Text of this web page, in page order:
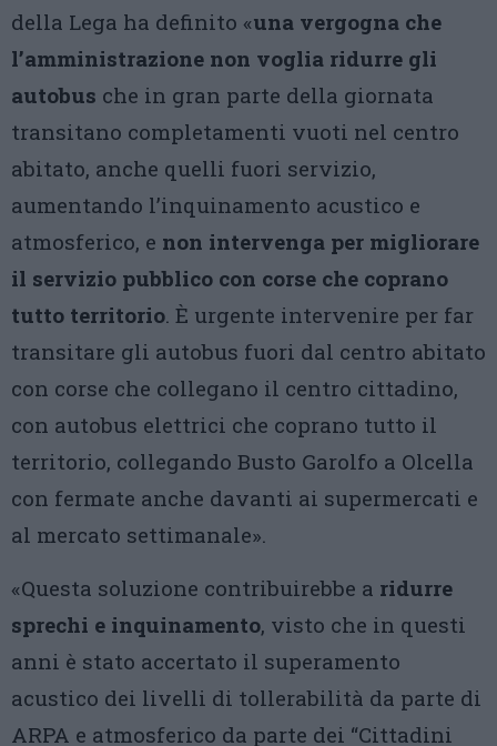
della Lega ha definito «una vergogna che
l’amministrazione non voglia ridurre gli
autobus che in gran parte della giornata
transitano completamenti vuoti nel centro
abitato, anche quelli fuori servizio,
aumentando l’inquinamento acustico e
atmosferico, e non intervenga per migliorare
il servizio pubblico con corse che coprano
tutto territorio. È urgente intervenire per far
transitare gli autobus fuori dal centro abitato
con corse che collegano il centro cittadino,
con autobus elettrici che coprano tutto il
territorio, collegando Busto Garolfo a Olcella
con fermate anche davanti ai supermercati e
al mercato settimanale».
«Questa soluzione contribuirebbe a ridurre
sprechi e inquinamento, visto che in questi
anni è stato accertato il superamento
acustico dei livelli di tollerabilità da parte di
ARPA e atmosferico da parte dei “Cittadini